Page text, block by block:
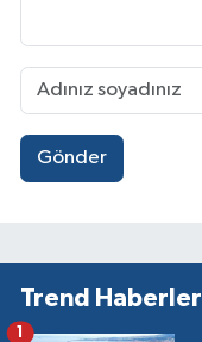
Gönder
Trend Haberler
1